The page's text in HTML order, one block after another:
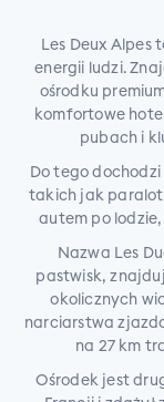
Les Deux Alpes
energii ludzi.
ośrodku
komfortowe
pubach i
Do tego
takich jak
autem po
Nazwa Les
pastwisk,
okolicznych
narciarstwa
na 27 km
Ośrodek jest